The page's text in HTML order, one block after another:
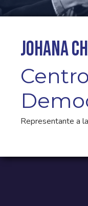
Johana
Centro
Representante a